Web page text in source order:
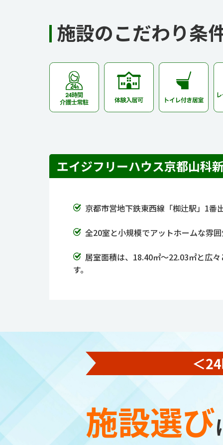
施設のこだわり条
エイジフリーハウス京都山科
京都市営地下鉄東西線「椥辻駅」1番
全20室と小規模でアットホームな雰
居室面積は、18.40㎡～22.03㎡と広
す。
施設選び